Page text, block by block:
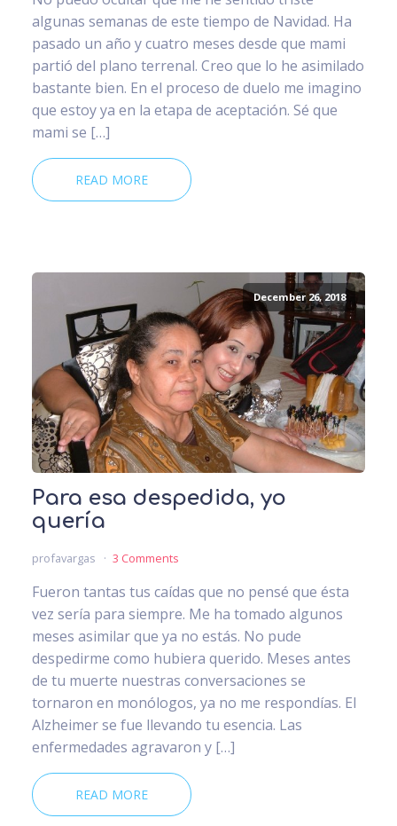
algunas semanas de este tiempo de Navidad. Ha
pasado un año y cuatro meses desde que mami
partió del plano terrenal. Creo que lo he asimilado
bastante bien. En el proceso de duelo me imagino
que estoy ya en la etapa de aceptación. Sé que
mami se […]
READ MORE
December 26, 2018
Para esa despedida, yo
quería
profavargas 3 Comments
Fueron tantas tus caídas que no pensé que ésta
vez sería para siempre. Me ha tomado algunos
meses asimilar que ya no estás. No pude
despedirme como hubiera querido. Meses antes
de tu muerte nuestras conversaciones se
tornaron en monólogos, ya no me respondías. El
Alzheimer se fue llevando tu esencia. Las
enfermedades agravaron y […]
READ MORE